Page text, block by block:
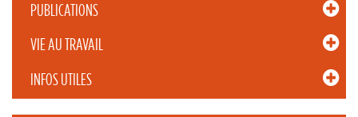
PUBLICATIONS
VIE AU TRAVAIL
INFOS UTILES